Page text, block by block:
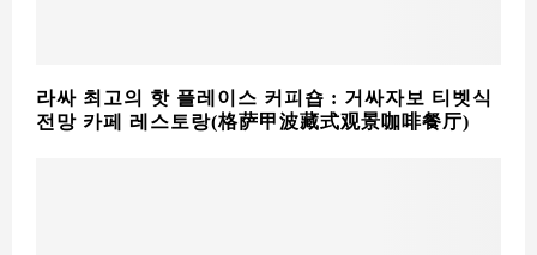
라싸 최고의 핫 플레이스 커피숍 : 거싸자보 티벳식
전망 카페 레스토랑(格萨甲波藏式观景咖啡餐厅)